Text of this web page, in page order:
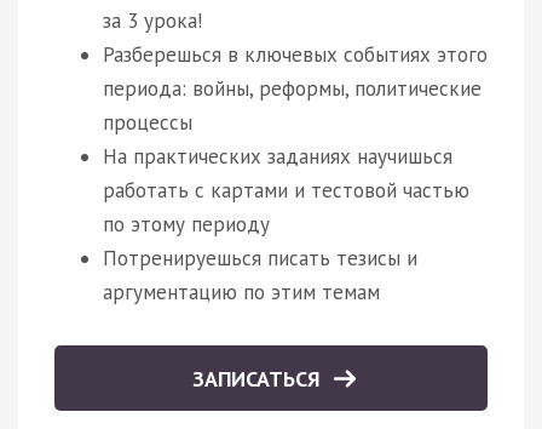
за 3 урока!
Разберешься в ключевых событиях этого
периода: войны, реформы, политические
процессы
На практических заданиях научишься
работать с картами и тестовой частью
по этому периоду
Потренируешься писать тезисы и
аргументацию по этим темам
ЗАПИСАТЬСЯ